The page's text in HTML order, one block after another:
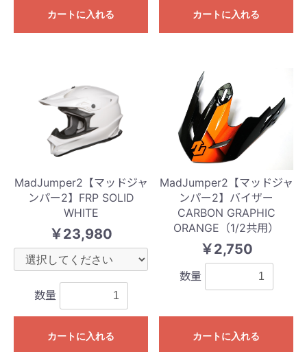
カートに入れる カートに入れる
MadJumper2【マッドジャ
ンパー2】FRP SOLID
WHITE
￥23,980
数量
カートに入れる
MadJumper2【マッドジャ
ンパー2】バイザー
CARBON GRAPHIC
ORANGE（1/2共用）
￥2,750
数量
カートに入れる